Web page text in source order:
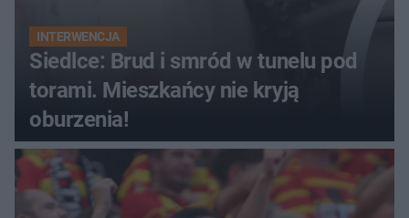
INTERWENCJA
Siedlce: Brud i smród w tunelu pod
torami. Mieszkańcy nie kryją
oburzenia!